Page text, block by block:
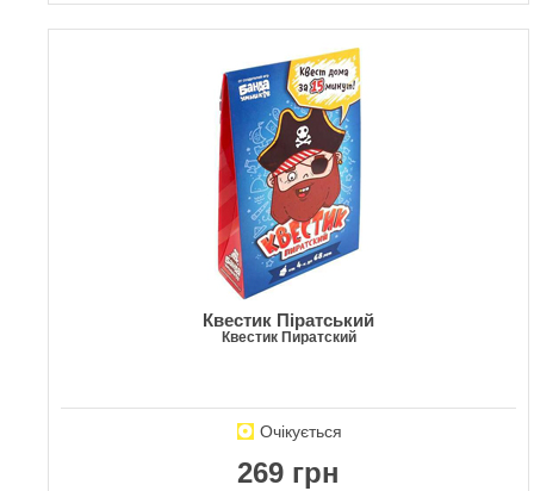
Квестик Піратський
Квестик Пиратский
Очікується
269 грн